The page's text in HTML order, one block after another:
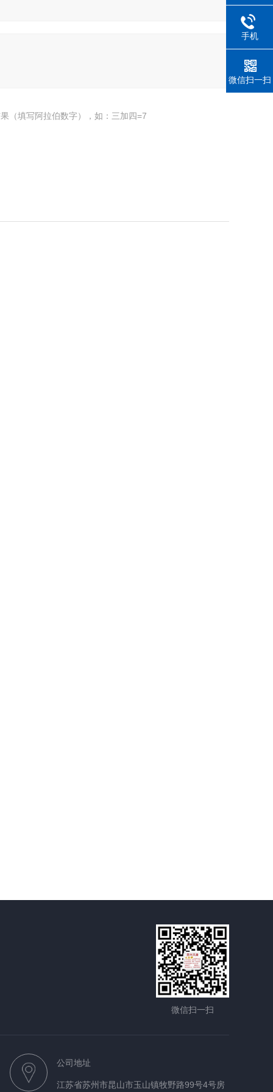
（填写阿拉伯数字），如：三加四=7
微信扫一扫
公司地址
江苏省苏州市昆山市玉山镇牧野路99号4号房
手机
微信扫一扫